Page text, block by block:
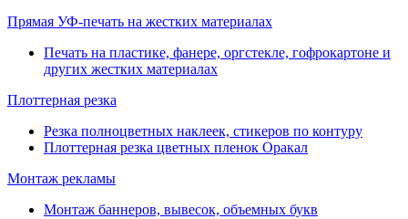
Прямая УФ-печать на жестких материалах
Печать на пластике, фанере, оргстекле, гофрокартоне и
других жестких материалах
Плоттерная резка
Резка полноцветных наклеек, стикеров по контуру
Плоттерная резка цветных пленок Оракал
Монтаж рекламы
Монтаж баннеров, вывесок, объемных букв